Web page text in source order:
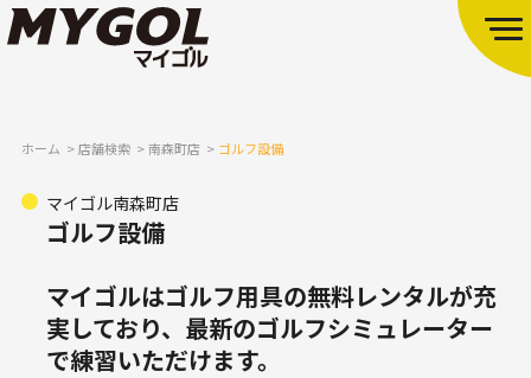
ホーム 店舗検索 南森町店 ゴルフ設備
マイゴル南森町店
ゴルフ設備
マイゴルはゴルフ用具の無料レンタルが充
実しており、 最新のゴルフシミュレーター
で練習いただけます。